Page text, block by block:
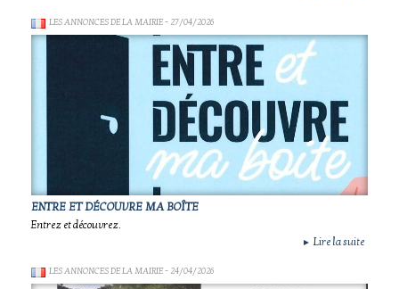
LES ANNONCES DE LA MAIRIE- 27/04/2026
ENTRE ET DÉCOUVRE MA BOÎTE
Entrez et découvrez.
► Lire la suite
LES ANNONCES DE LA MAIRIE- 24/04/2026